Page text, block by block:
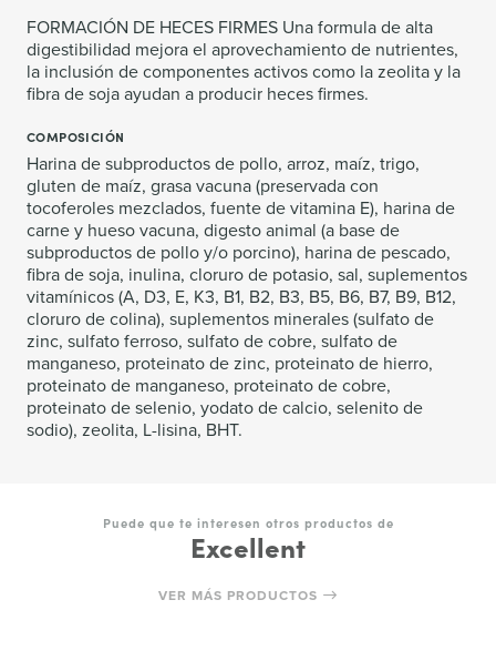
FORMACIÓN DE HECES FIRMES Una formula de alta
digestibilidad mejora el aprovechamiento de nutrientes,
la inclusión de componentes activos como la zeolita y la
fibra de soja ayudan a producir heces firmes.
COMPOSICIÓN
Harina de subproductos de pollo, arroz, maíz, trigo,
gluten de maíz, grasa vacuna (preservada con
tocoferoles mezclados, fuente de vitamina E), harina de
carne y hueso vacuna, digesto animal (a base de
subproductos de pollo y/o porcino), harina de pescado,
fibra de soja, inulina, cloruro de potasio, sal, suplementos
vitamínicos (A, D3, E, K3, B1, B2, B3, B5, B6, B7, B9, B12,
cloruro de colina), suplementos minerales (sulfato de
zinc, sulfato ferroso, sulfato de cobre, sulfato de
manganeso, proteinato de zinc, proteinato de hierro,
proteinato de manganeso, proteinato de cobre,
proteinato de selenio, yodato de calcio, selenito de
sodio), zeolita, L-lisina, BHT.
Puede que te interesen otros productos de
Excellent
VER MÁS PRODUCTOS